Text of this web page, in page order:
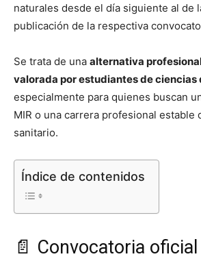
naturales desde el día siguiente al de
publicación de la respectiva
Se trata de una alternativa
valorada por estudiantes de ciencias
especialmente para quienes buscan
MIR o una carrera profesional estable
sanitario.
Índice de contenidos
📄 Convocatoria oficial